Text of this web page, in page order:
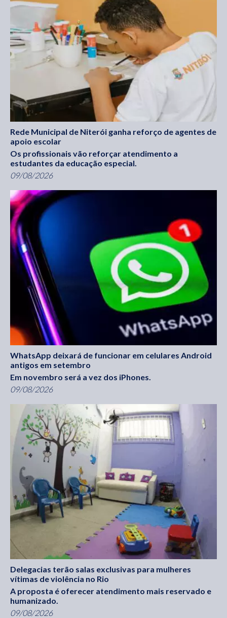
Rede Municipal de Niterói ganha reforço de agentes de
apoio escolar
Os profissionais vão reforçar atendimento a
estudantes da educação especial.
09/08/2026
WhatsApp deixará de funcionar em celulares Android
antigos em setembro
Em novembro será a vez dos iPhones.
09/08/2026
Delegacias terão salas exclusivas para mulheres
vítimas de violência no Rio
A proposta é oferecer atendimento mais reservado e
humanizado.
09/08/2026